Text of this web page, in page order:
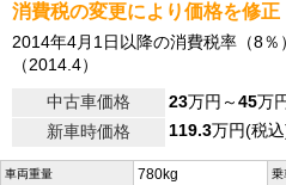
消費税の変更により価格を修正
2014年4月1日以降の消費税率（8
（2014.4）
中古車価格
23万円～45万
新車時価格
119.3万円(税
車両重量 780kg 乗